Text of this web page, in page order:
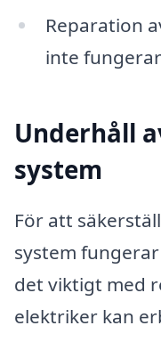
Reparation
inte
Underhåll
system
För att
system
det viktigt med
elektriker kan